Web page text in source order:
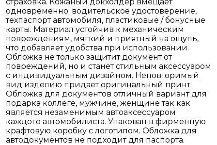
одновременно: водительское удостоверение,
техпаспорт автомобиля, пластиковые / бонусные
карты. Материал устойчив к механическим
повреждениям, мягкий и приятный на ощупь,
что добавляет удобства при использовании.
Обложка не только защитит документ от
повреждений, но и станет стильным аксессуаром
с индивидуальным дизайном. Неповторимый
вид изделию придает оригинальный принт.
Обложка для документов отличный вариант для
подарка коллеге, мужчине, женщине так как
является незаменимым автоаксессуаром
каждого автомобилиста. Упакован в фирменную
крафтовую коробку с логотипом. Обложка для
автодокументов не подходит для паспорта.